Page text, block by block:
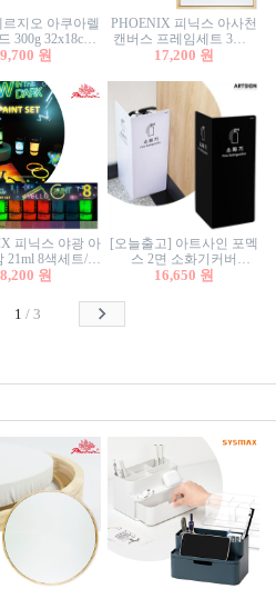
르지오 아쿠아렐
300g 32x18cm
매 1면제본
9,700 원
PHOENIX 피닉스 아사천
캔버스 프레임세트 3호F
27.3x22cm 캔버스와 올림
17,200 원
피닉스 야광 아
21ml 8색세트/야
광물감
8,200 원
[오늘출고] 아트사인 포멕
스 2면 소화기커버
1470/1471/소화기커버/소
함/소화기거치대/소화기
16,650 원
1 / 3